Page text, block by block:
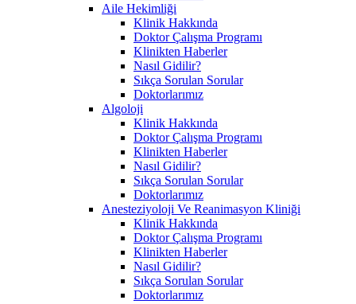
Aile Hekimliği
Klinik Hakkında
Doktor Çalışma Programı
Klinikten Haberler
Nasıl Gidilir?
Sıkça Sorulan Sorular
Doktorlarımız
Algoloji
Klinik Hakkında
Doktor Çalışma Programı
Klinikten Haberler
Nasıl Gidilir?
Sıkça Sorulan Sorular
Doktorlarımız
Anesteziyoloji Ve Reanimasyon Kliniği
Klinik Hakkında
Doktor Çalışma Programı
Klinikten Haberler
Nasıl Gidilir?
Sıkça Sorulan Sorular
Doktorlarımız